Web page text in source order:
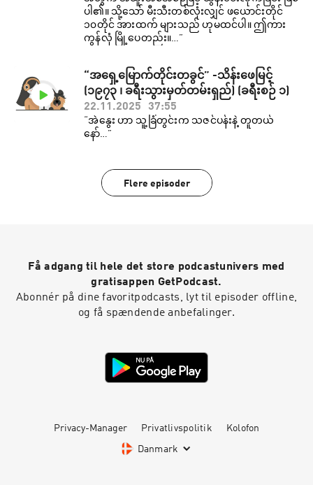
ပါ၏။ သို့သော် မီးသီးတစ်လုံးလျှင် ဖယောင်းတိုင်
၁၀တိုင် အားထက် များသည် ဟုမထင်ပါ။ ဤကား
ကွန်လုံ မြို့ပေတည်း။…”
“အရှေ့မြောက်တိုင်းတခွင်” -သိန်းဖေမြင့်
(၁၉၇၃ ၊ ခရီးသွားမှတ်တမ်းရှည်) (ခရီးစဉ် ၁)
22.11.2025
37:55
“အဲနွေး ဟာ သူ့ခြံတွင်းက သဇင်ပန်းနဲ့ တူတယ်
နော်…”
Flere episoder
Få adgang til hele det store podcastunivers med
gratisappen GetPodcast.
Abonnér på dine favoritpodcasts, lyt til episoder offline,
og få spændende anbefalinger.
Privacy-Manager Privatlivspolitik Kolofon
Danmark